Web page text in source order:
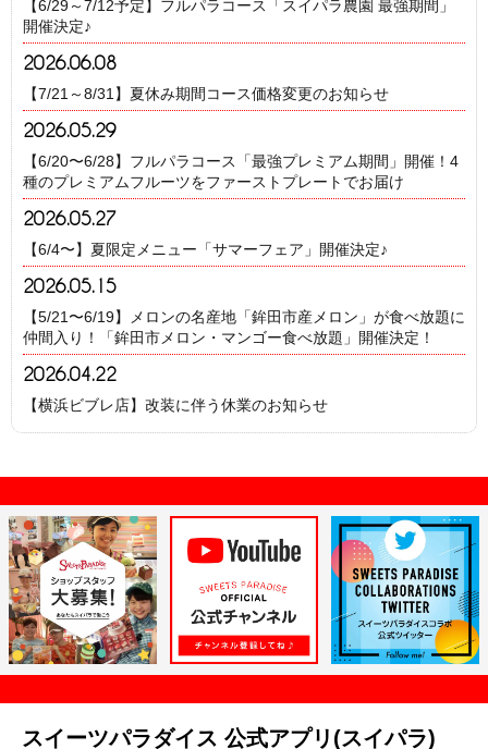
【6/29～7/12予定】フルパラコース「スイパラ農園 最強期間」
開催決定♪
2026.06.08
【7/21～8/31】夏休み期間コース価格変更のお知らせ
2026.05.29
【6/20〜6/28】フルパラコース「最強プレミアム期間」開催！4
種のプレミアムフルーツをファーストプレートでお届け
2026.05.27
【6/4〜】夏限定メニュー「サマーフェア」開催決定♪
2026.05.15
【5/21〜6/19】メロンの名産地「鉾田市産メロン」が食べ放題に
仲間入り！「鉾田市メロン・マンゴー食べ放題」開催決定！
2026.04.22
【横浜ビブレ店】改装に伴う休業のお知らせ
スイーツパラダイス 公式アプリ(スイパラ)